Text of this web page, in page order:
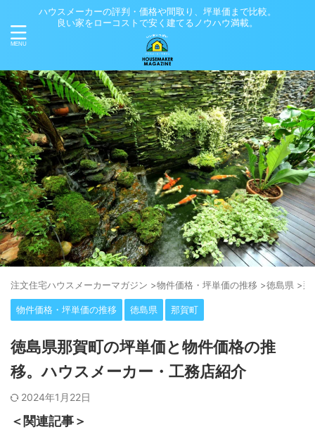
ハウスメーカーの評判・価格や間取り、坪単価まで比較。
良い家をローコストで安く建てるノウハウ満載。
注⽂住宅ハウスメーカーマガジン >物件価格・坪単価の推移 >徳島県 >那
物件価格・坪単価の推移 徳島県 那賀町
徳島県那賀町の坪単価と物件価格の推
移。ハウスメーカー・工務店紹介
2024年1月22日
＜関連記事＞